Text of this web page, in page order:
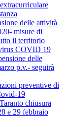
delle attività
misure di
il territorio
COVID 19
delle
p.v.- seguirà
preventive di
19
chiusura
e 29 febbraio